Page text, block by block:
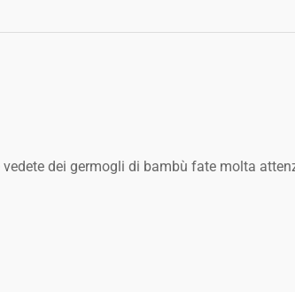
dei germogli di bambù fate molta